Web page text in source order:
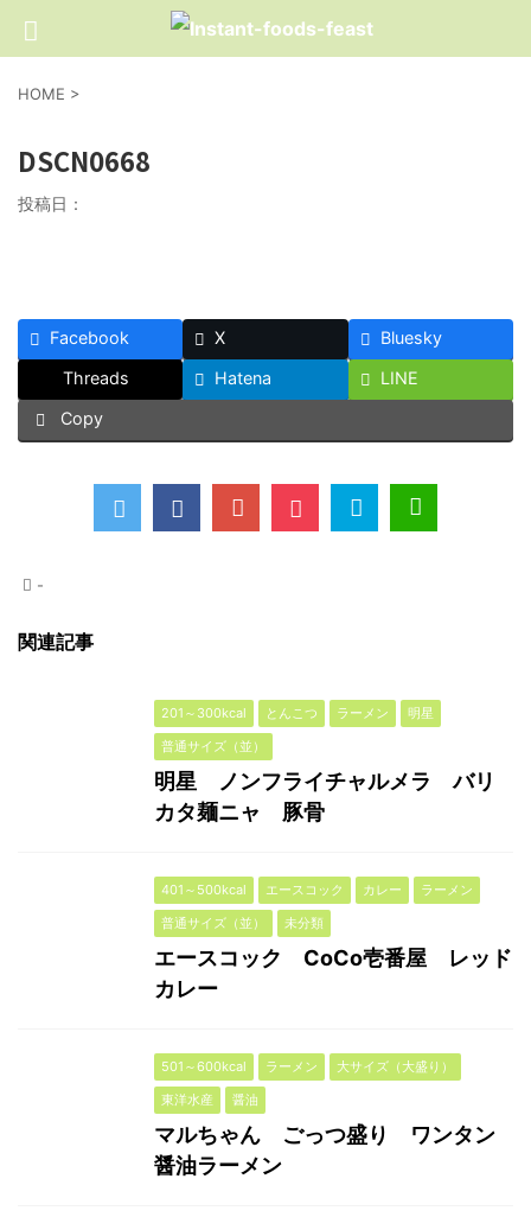
HOME >
DSCN0668
投稿日：
Facebook X
Bluesky
Threads
Hatena
LINE
Copy
-
関連記事
201～300kcal とんこつ ラーメン
明星
普通サイズ（並）
明星 ノンフライチャルメラ バリ
カタ麺ニャ 豚骨
401～500kcal エースコック カレー
ラーメン
普通サイズ（並）
未分類
エースコック CoCo壱番屋 レッド
カレー
501～600kcal ラーメン
大サイズ（大盛り）
東洋水産
醤油
マルちゃん ごっつ盛り ワンタン
醤油ラーメン